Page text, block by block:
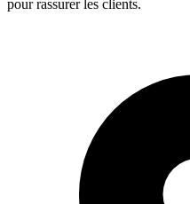
pour rassurer les clients.